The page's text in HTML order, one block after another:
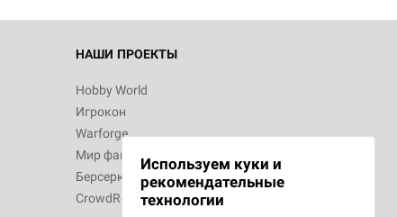
НАШИ ПРОЕКТЫ
Hobby World
Игрокон
Warforge
Мир фантастики
Берсерк
CrowdRepublic
Используем куки и
рекомендательные
технологии